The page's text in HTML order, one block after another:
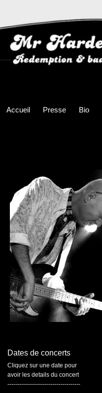
Accueil Presse Bio
Dates de concerts
Cliquez sur une date pour
avoir les details du concert
-------------------------------------